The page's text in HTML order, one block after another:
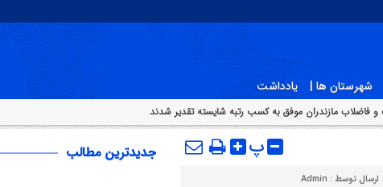
شهرستان ها | یادداشت
فاضلاب مازندران موفق به کسب رتبه شایسته تقدیر شدند
پ
ارسال توسط : Admin
جدیدترین مطالب